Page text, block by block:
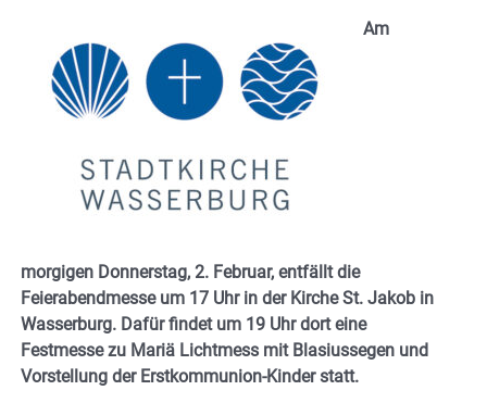
Am
morgigen Donnerstag, 2. Februar, entfällt die
Feierabendmesse um 17 Uhr in der Kirche St. Jakob in
Wasserburg. Dafür findet um 19 Uhr dort eine
Festmesse zu Mariä Lichtmess mit Blasiussegen und
Vorstellung der Erstkommunion-Kinder statt.